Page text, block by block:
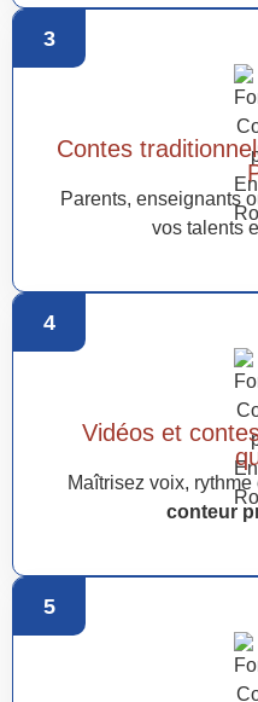
3
Contes
Parents, enseignants
vos talents
4
Vidéos et
Maîtrisez voix,
conteur
5